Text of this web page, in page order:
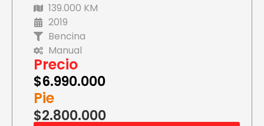
139.000 KM
2019
Bencina
Manual
Precio
$6.990.000
Pie
$2.800.000